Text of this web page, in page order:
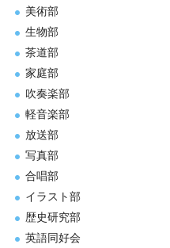
美術部
生物部
茶道部
家庭部
吹奏楽部
軽音楽部
放送部
写真部
合唱部
イラスト部
歴史研究部
英語同好会